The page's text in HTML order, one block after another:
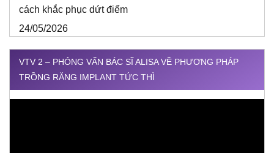
cách khắc phục dứt điểm
24/05/2026
VTV 2 – PHỎNG VẤN BÁC SĨ ALISA VỀ PHƯƠNG PHÁP
TRỒNG RĂNG IMPLANT TỨC THÌ